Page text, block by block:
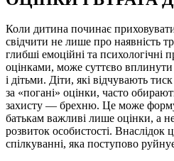
Коли дитина починає
свідчити не лише про наявність
глибші емоційні та психологічні
оцінками, може суттєво
і дітьми. Діти, які відчувають
за «погані» оцінки, часто
захисту — брехню. Це може
батькам важливі лише оцінки, а
розвиток особистості. Внаслідок
спілкуванні, яка поступово